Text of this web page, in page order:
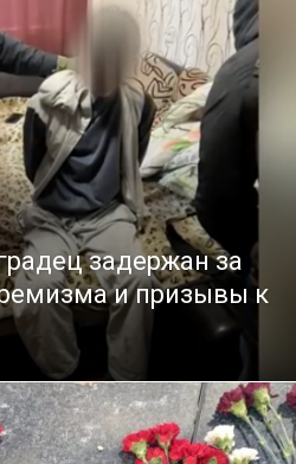
задержан за
и призывы к